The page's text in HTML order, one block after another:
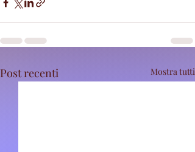
Post recenti Mostra tutti